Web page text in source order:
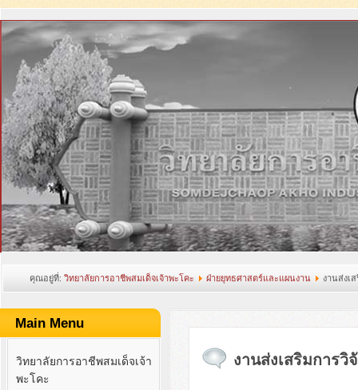
คุณอยู่ที่: วิทยาลัยการอาชีพสมเด็จเจ้าพะโคะ ฝ่ายยุทธศาสตร์และแผนงาน งานส่งเ
Main Menu
วิทยาลัยการอาชีพสมเด็จเจ้า
พะโคะ
งานส่งเสริมการ